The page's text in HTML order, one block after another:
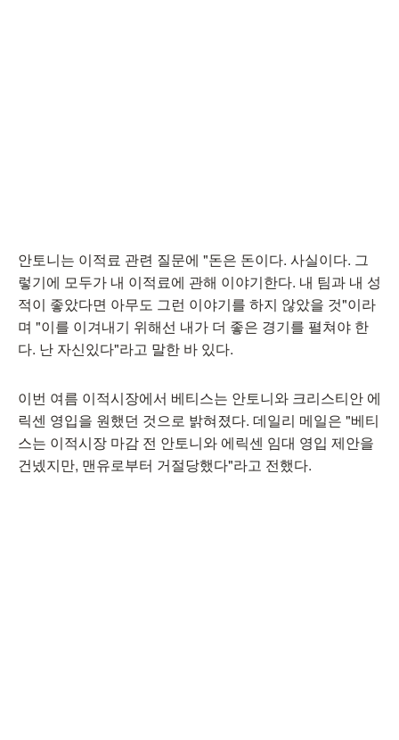
안토니는 이적료 관련 질문에 "돈은 돈이다. 사실이다. 그
렇기에 모두가 내 이적료에 관해 이야기한다. 내 팀과 내 성
적이 좋았다면 아무도 그런 이야기를 하지 않았을 것"이라
며 "이를 이겨내기 위해선 내가 더 좋은 경기를 펼쳐야 한
다. 난 자신있다"라고 말한 바 있다.
이번 여름 이적시장에서 베티스는 안토니와 크리스티안 에
릭센 영입을 원했던 것으로 밝혀졌다. 데일리 메일은 "베티
스는 이적시장 마감 전 안토니와 에릭센 임대 영입 제안을
건넸지만, 맨유로부터 거절당했다"라고 전했다.